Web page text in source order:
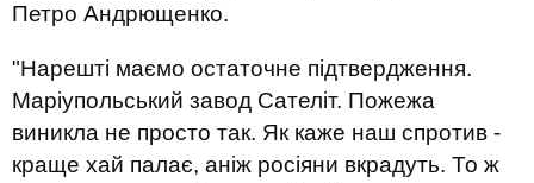
Петро Андрющенко.
"Нарешті маємо остаточне підтвердження.
Маріупольський завод Сателіт. Пожежа
виникла не просто так. Як каже наш спротив -
краще хай палає, аніж росіяни вкрадуть. То ж